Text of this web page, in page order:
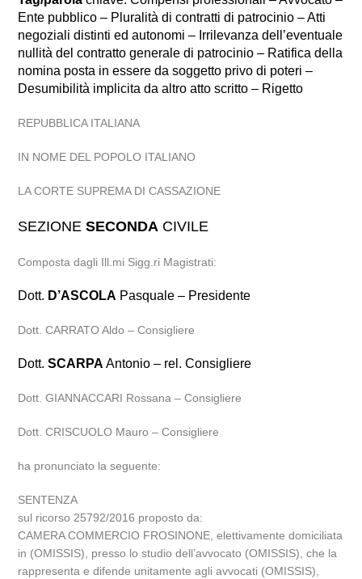
Ente pubblico – Pluralità di contratti di patrocinio – Atti
negoziali distinti ed autonomi – Irrilevanza dell’eventuale
nullità del contratto generale di patrocinio – Ratifica della
nomina posta in essere da soggetto privo di poteri –
Desumibilità implicita da altro atto scritto – Rigetto
REPUBBLICA ITALIANA
IN NOME DEL POPOLO ITALIANO
LA CORTE SUPREMA DI CASSAZIONE
SEZIONESECONDA CIVILE
Composta dagli Ill.mi Sigg.ri Magistrati:
Dott. D’ASCOLA Pasquale – Presidente
Dott. CARRATO Aldo – Consigliere
Dott.SCARPA Antonio – rel. Consigliere
Dott. GIANNACCARI Rossana – Consigliere
Dott. CRISCUOLO Mauro – Consigliere
ha pronunciato la seguente:
SENTENZA
sul ricorso 25792/2016 proposto da:
CAMERA COMMERCIO FROSINONE, elettivamente domiciliata
in (OMISSIS), presso lo studio dell’avvocato (OMISSIS), che la
rappresenta e difende unitamente agli avvocati (OMISSIS),